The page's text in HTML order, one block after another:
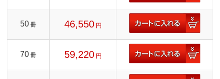
50 冊 46,550 円
70 冊 59,220 円